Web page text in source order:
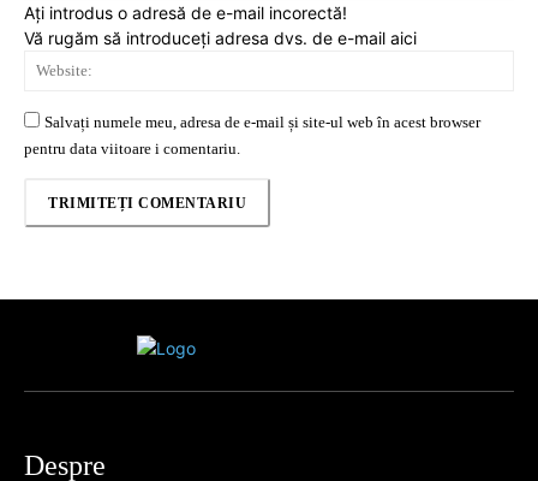
Ați introdus o adresă de e-mail incorectă!
Vă rugăm să introduceți adresa dvs. de e-mail aici
Salvați numele meu, adresa de e-mail și site-ul web în acest browser
pentru data viitoare i comentariu.
Despre